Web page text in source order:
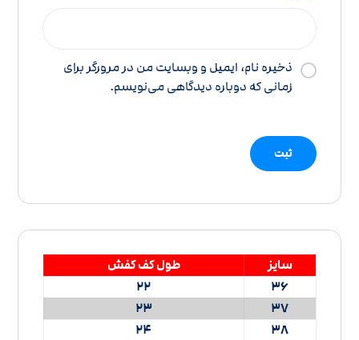
ذخیره نام، ایمیل و وبسایت من در مرورگر برای
زمانی که دوباره دیدگاهی می‌نویسم.
سایز
طول کف کفش
36
22
37
23
38
24